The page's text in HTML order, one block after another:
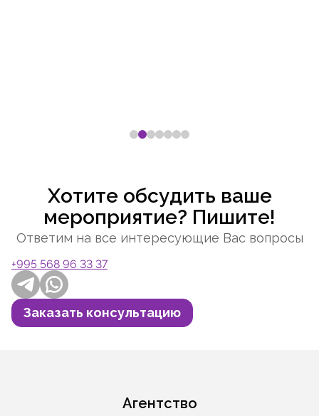
Хотите обсудить ваше
мероприятие? Пишите!
Ответим на все интересующие Вас вопросы
+995 568 96 33 37
TelegramWhatsapp
Заказать консультацию
Агентство